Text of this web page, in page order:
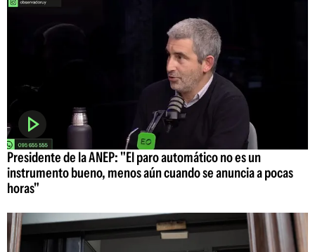
Presidente de la ANEP: "El paro automático no es un
instrumento bueno, menos aún cuando se anuncia a pocas
horas"